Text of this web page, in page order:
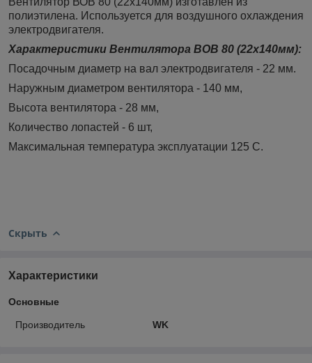
полиэтилена. Используется для воздушного охлаждения
электродвигателя.
Характеристики Вентилятора ВОВ 80 (22х140мм):
Посадочным диаметр на вал электродвигателя - 22 мм.
Наружным диаметром вентилятора - 140 мм,
Высота вентилятора - 28 мм,
Количество лопастей - 6 шт,
Максимальная температура эксплуатации 125 С.
Скрыть
Характеристики
Основные
Производитель WK